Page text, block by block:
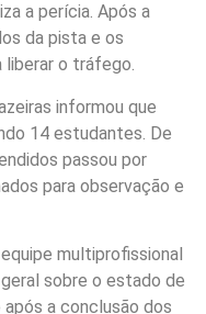
a perícia. Após a
da pista e os
liberar o tráfego.
informou que
14 estudantes. De
passou por
para observação e
multiprofissional
sobre o estado de
a conclusão dos